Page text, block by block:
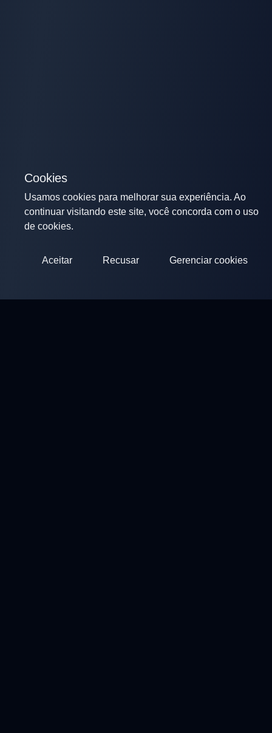
Cookies
Usamos cookies para melhorar sua experiência. Ao
continuar visitando este site, você concorda com o uso
de cookies.
Aceitar Recusar Gerenciar cookies